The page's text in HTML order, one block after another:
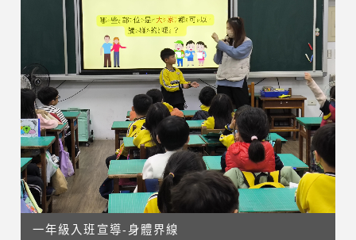
一年級入班宣導-身體界線